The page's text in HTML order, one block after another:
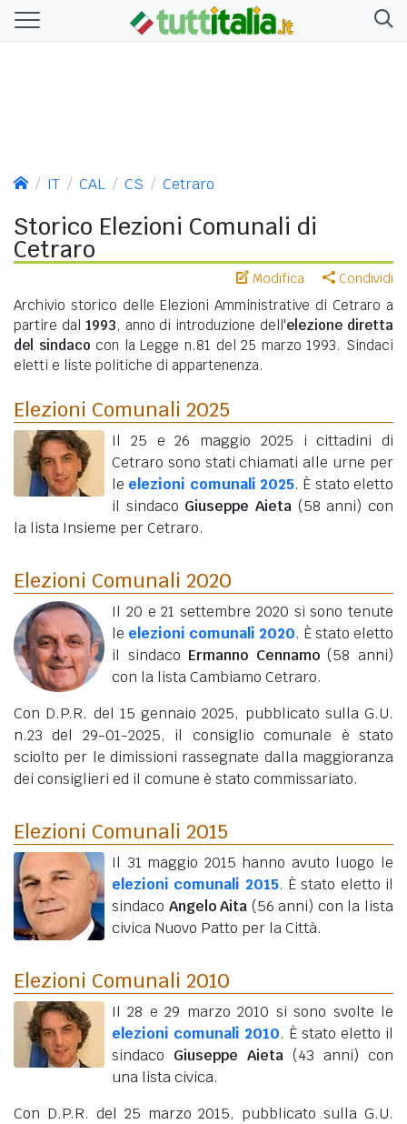
IT CAL CS Cetraro
Storico Elezioni Comunali di
Cetraro
Modifica Condividi
Archivio storico delle Elezioni Amministrative di Cetraro a
partire dal 1993, anno di introduzione dell'elezione diretta
del sindaco con la Legge n.81 del 25 marzo 1993. Sindaci
eletti e liste politiche di appartenenza.
Elezioni Comunali 2025
Il 25 e 26 maggio 2025 i cittadini di
Cetraro sono stati chiamati alle urne per
le elezioni comunali 2025. È stato eletto
il sindaco Giuseppe Aieta (58 anni) con
la lista Insieme per Cetraro.
Elezioni Comunali 2020
Il 20 e 21 settembre 2020 si sono tenute
le elezioni comunali 2020. È stato eletto
il sindaco Ermanno Cennamo (58 anni)
con la lista Cambiamo Cetraro.
Con D.P.R. del 15 gennaio 2025, pubblicato sulla G.U.
n.23 del 29-01-2025, il consiglio comunale è stato
sciolto per le dimissioni rassegnate dalla maggioranza
dei consiglieri ed il comune è stato commissariato.
Elezioni Comunali 2015
Il 31 maggio 2015 hanno avuto luogo le
elezioni comunali 2015. È stato eletto il
sindaco Angelo Aita (56 anni) con la lista
civica Nuovo Patto per la Città.
Elezioni Comunali 2010
Il 28 e 29 marzo 2010 si sono svolte le
elezioni comunali 2010. È stato eletto il
sindaco Giuseppe Aieta (43 anni) con
una lista civica.
Con D.P.R. del 25 marzo 2015, pubblicato sulla G.U.